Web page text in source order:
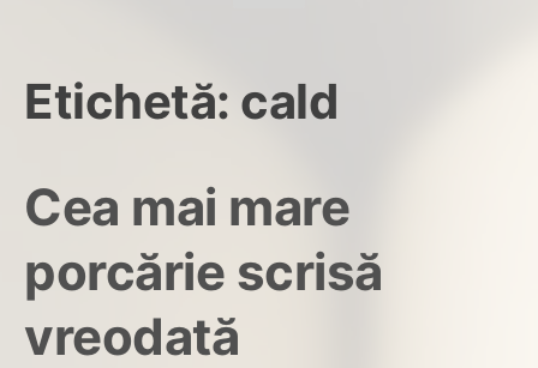
Etichetă: cald
Cea mai mare
porcărie scrisă
vreodată